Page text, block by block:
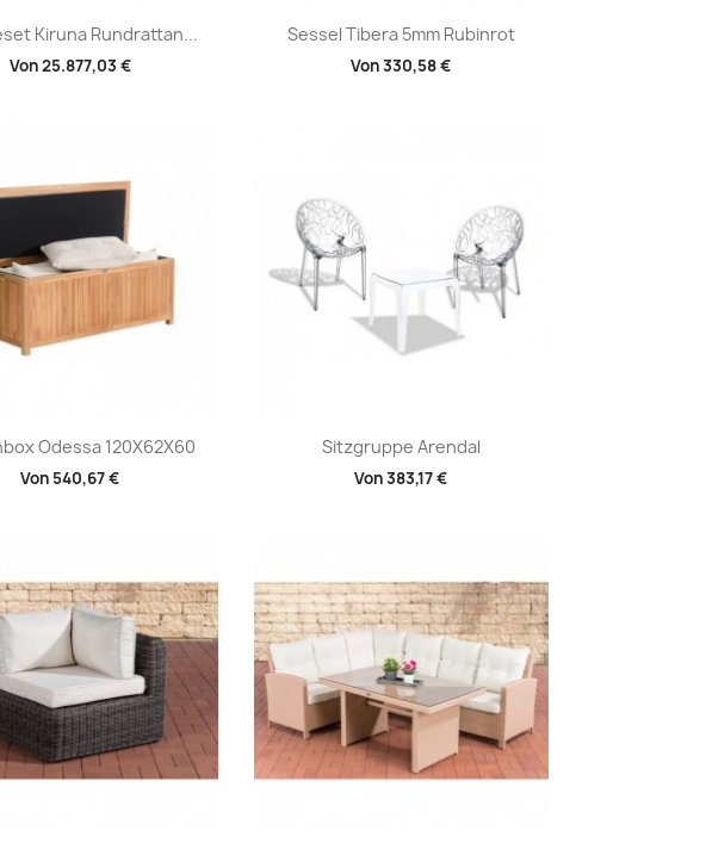
Kiruna Rundrattan...
Von25.877,03 €
Vorschau Sessel Tibera 5mm Rubinrot
Von330,58 €
Vorschau
Odessa 120X62X60
Von 540,67 €
Vorschau Sitzgruppe Arendal
Von383,17 €
Vorschau